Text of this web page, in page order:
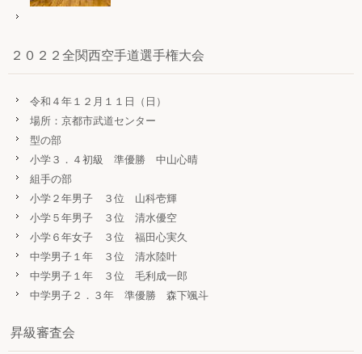
２０２２全関西空手道選手権大会
令和４年１２月１１日（日）
場所：京都市武道センター
型の部
小学３．４初級 準優勝 中山心晴
組手の部
小学２年男子 ３位 山科壱輝
小学５年男子 ３位 清水優空
小学６年女子 ３位 福田心実久
中学男子１年 ３位 清水陸叶
中学男子１年 ３位 毛利成一郎
中学男子２．３年 準優勝 森下颯斗
昇級審査会